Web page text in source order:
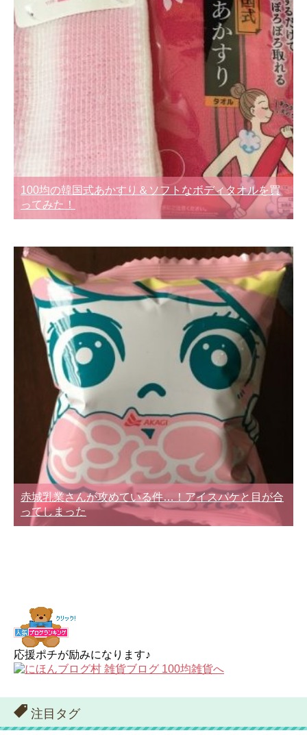
100均の韓国式あかすり＆ソフトなボディタオルを買
ってみた！
赤城乳業さんが攻めている件…！アイスパケと目が合
ってしまった
応援ポチが励みになります♪
注目タグ